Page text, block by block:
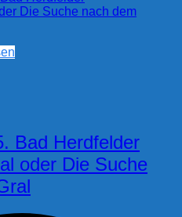
Bad Herdfelder
oder Die Suche